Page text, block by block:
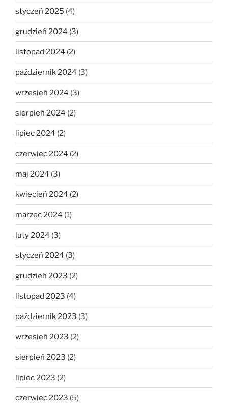
styczeń 2025 (4)
grudzień 2024 (3)
listopad 2024 (2)
październik 2024 (3)
wrzesień 2024 (3)
sierpień 2024 (2)
lipiec 2024 (2)
czerwiec 2024 (2)
maj 2024 (3)
kwiecień 2024 (2)
marzec 2024 (1)
luty 2024 (3)
styczeń 2024 (3)
grudzień 2023 (2)
listopad 2023 (4)
październik 2023 (3)
wrzesień 2023 (2)
sierpień 2023 (2)
lipiec 2023 (2)
czerwiec 2023 (5)